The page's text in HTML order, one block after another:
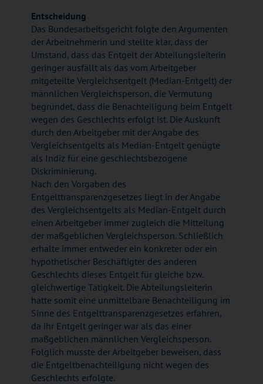
Entscheidung
Das Bundesarbeitsgericht folgte den Argumenten
der Arbeitnehmerin und stellte klar, dass der
Umstand, dass das Entgelt der Abteilungsleiterin
geringer ausfällt als das vom Arbeitgeber
mitgeteilte Vergleichsentgelt (Median-Entgelt) der
männlichen Vergleichsperson, die Vermutung
begründet, dass die Benachteiligung beim Entgelt
wegen des Geschlechts erfolgt ist. Die Auskunft
durch den Arbeitgeber mit der Angabe des
Vergleichsentgelts als Median-Entgelt genügte
als Indiz für eine geschlechtsbezogene
Diskriminierung.
Nach den Vorgaben des
Entgelttransparenzgesetzes liegt in der Angabe
des Vergleichsentgelts als Median-Entgelt durch
einen Arbeitgeber immer zugleich die Mitteilung
der maßgeblichen Vergleichsperson. Schließlich
erhalte immer entweder ein konkreter oder ein
hypothetischer Beschäftigter des anderen
Geschlechts dieses Entgelt für gleiche bzw.
gleichwertige Tätigkeit. Die Abteilungsleiterin
hatte somit eine unmittelbare Benachteiligung im
Sinne des Entgelttransparenzgesetzes erfahren,
da ihr Entgelt geringer war als das einer
maßgeblichen männlichen Vergleichsperson.
Folglich musste der Arbeitgeber beweisen, dass
die Entgeltbenachteiligung nicht wegen des
Geschlechts erfolgte.